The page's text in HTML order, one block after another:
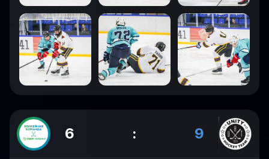
6 : 9